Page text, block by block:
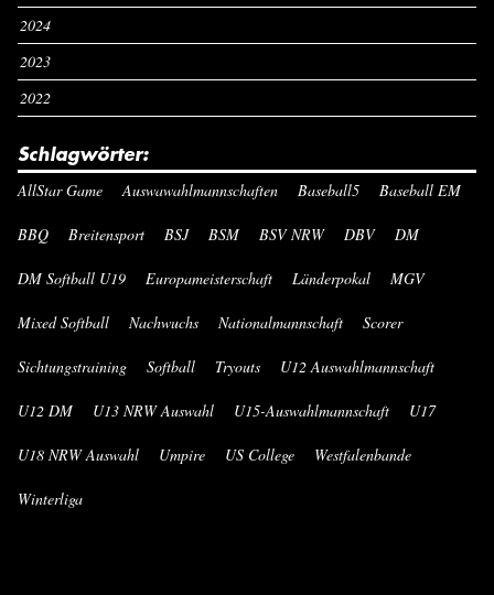
2024
2023
2022
Schlagwörter:
AllStar Game Auswawahlmannschaften Baseball5 Baseball EM
BBQ Breitensport BSJ BSM BSV NRW DBV DM
DM Softball U19 Europameisterschaft Länderpokal MGV
Mixed Softball Nachwuchs Nationalmannschaft Scorer
Sichtungstraining Softball Tryouts U12 Auswahlmannschaft
U12 DM U13 NRW Auswahl U15-Auswahlmannschaft U17
U18 NRW Auswahl Umpire US College Westfalenbande
Winterliga